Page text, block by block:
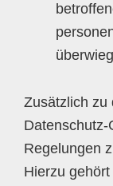
Zusätzlich zu
Regelungen
Hierzu